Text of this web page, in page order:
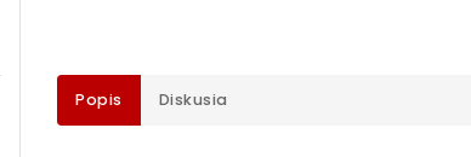
Popis Diskusia